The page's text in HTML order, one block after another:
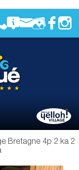
Bretagne 4p 2 ka 2